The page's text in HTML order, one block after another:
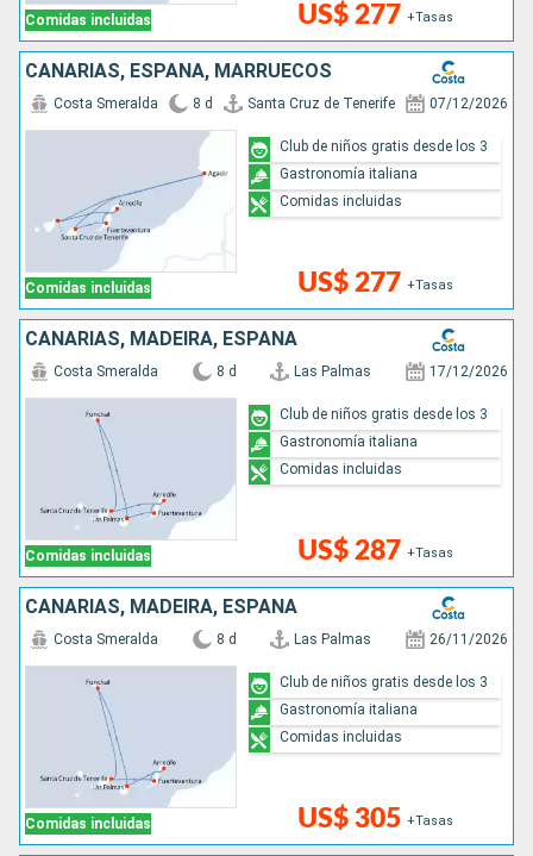
Comidas incluidas US$ 277 +Tasas
CANARIAS, ESPAÑA, MARRUECOS
Comidas incluidas
Costa Smeralda 8 d Santa Cruz de Tenerife 07/12/2026
US$ 277 +Tasas
Club de niños gratis desde los 3
Gastronomía italiana
Comidas incluidas
CANARIAS, MADEIRA, ESPAÑA
Comidas incluidas
Costa Smeralda 8 d Las Palmas 17/12/2026
US$ 287 +Tasas
Club de niños gratis desde los 3
Gastronomía italiana
Comidas incluidas
CANARIAS, MADEIRA, ESPAÑA
Comidas incluidas
Costa Smeralda 8 d Las Palmas 26/11/2026
US$ 305 +Tasas
Club de niños gratis desde los 3
Gastronomía italiana
Comidas incluidas